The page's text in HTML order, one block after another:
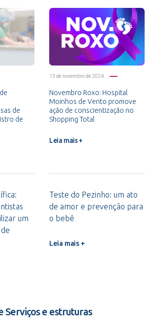
de
de
13 de novembro de 2024
Novembro Roxo: Hospital
Moinhos de Vento promove
ação de conscientização no
Shopping Total
Leia mais +
um
Teste do Pezinho: um ato
de amor e prevenção para
o bebê
Leia mais +
Serviços e estruturas